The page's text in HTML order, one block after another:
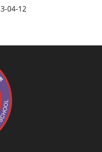
04-12